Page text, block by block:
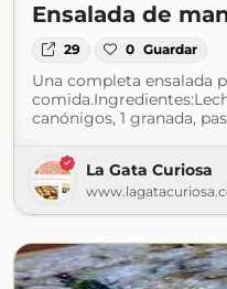
Ensalada de
29 0 Guardar
Una completa ensalada
canónigos, 1 granada,
La Gata Curiosa